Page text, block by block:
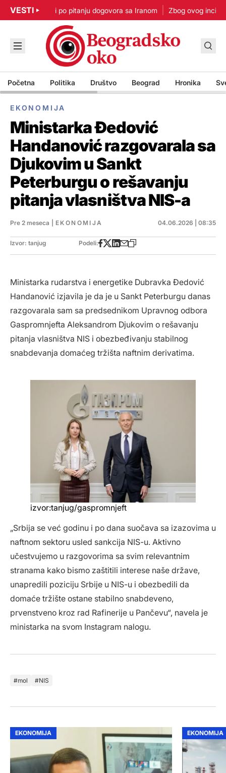
VESTI
Nisam u žurbi po pitanju dogovora sa Iranom Zbog ovog
Početna Politika Društvo Beograd Hronika
EKONOMIJA
Ministarka Đedović
Handanović razgovarala sa
Djukovim u Sankt
Peterburgu o rešavanju
pitanja vlasništva NIS-a
Pre 2 meseca EKONOMIJA 04.06.2026 | 08:35
Izvor: tanjug Podeli:
Ministarka rudarstva i energetike Dubravka Đedović
Handanović izjavila je da je u Sankt Peterburgu danas
razgovarala sam sa predsednikom Upravnog odbora
Gaspromnjefta Aleksandrom Djukovim o rešavanju
pitanja vlasništva NIS i obezbeđivanju stabilnog
snabdevanja domaćeg tržišta naftnim derivatima.
izvor:tanjug/gaspromnjeft
„Srbija se već godinu i po dana suočava sa izazovima u
naftnom sektoru usled sankcija NIS-u. Aktivno
učestvujemo u razgovorima sa svim relevantnim
stranama kako bismo zaštitili interese naše države,
unapredili poziciju Srbije u NIS-u i obezbedili da
domaće tržište ostane stabilno snabdeveno,
prvenstveno kroz rad Rafinerije u Pančevu“, navela je
ministarka na svom Instagram nalogu.
mol NIS
EKONOMIJA EKONOMIJA